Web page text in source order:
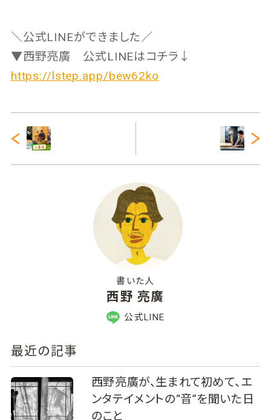
＼公式LINEができました／
▼西野亮廣 公式LINEはコチラ↓
https://lstep.app/bew62ko
書いた人
西野 亮廣
公式LINE
最近の記事
西野亮廣が、生まれて初めて、エ
ンタテイメントの“音”を聞いた日
のこと